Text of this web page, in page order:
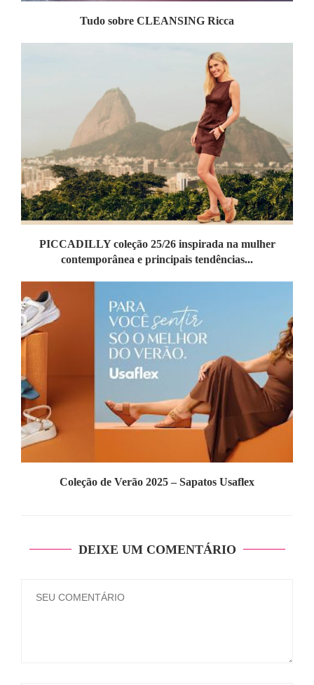
Tudo sobre CLEANSING Ricca
PICCADILLY coleção 25/26 inspirada na mulher
contemporânea e principais tendências...
Coleção de Verão 2025 – Sapatos Usaflex
DEIXE UM COMENTÁRIO